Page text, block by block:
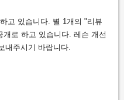
고 있습니다. 별 1개의 "리뷰
로 하고 있습니다. 레슨 개선
내주시기 바랍니다.